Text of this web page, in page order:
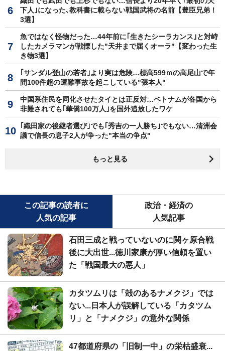
下人｣になった､教科書に載らない戦国武将の名前【豊臣兄弟！
3選】
魚ではなく怪物だった…44年前に｢生きたシーラカンス｣と対峙
したカメラマンが戦慄した"天井まで届くオーラ"【変わった生
き物3選】
｢サンダル登山の若者｣より実は危険…標高599ｍの高尾山で年
間100件超の遭難事故を起こしている"張本人"
中国系住民を同化させたタイとは正反対…ベトナムが各国から
非難されても｢華僑100万人｣を国外追放したワケ
｢織田家の後継者選び｣でも｢秀吉の一人勝ち｣でもない…清洲会
議で信長の息子2人が争った"本当の争点"
もっと見る
この記事の読者に
人気の記事
政治・経済の
人気記事
石田三成と戦っていないのに関ヶ原合戦
後に大出世...徳川家康が厚い信頼を置い
た「戦国最大の悪人」
カタツムリは「殻のあるナメクジ」では
ない...日本人が誤解している「カタツム
リ」と「ナメクジ」の意外な関係
47都道府県の「旧制一中」の栄枯盛衰...